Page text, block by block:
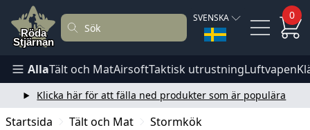
SVENSKA 0
AllaTält och MatAirsoftTaktisk utrustningLuftvapen
Klicka här för att fälla ned produkter som är populära
Startsida Tält och Mat Stormkök